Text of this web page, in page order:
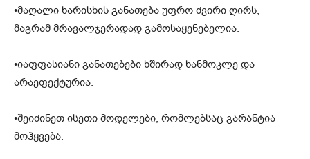
•მაღალი ხარისხის განათება უფრო ძვირი ღირს,
მაგრამ მრავალჯერადად გამოსაყენებელია.
•იაფფასიანი განათებები ხშირად ხანმოკლე და
არაეფექტურია.
•შეიძინეთ ისეთი მოდელები, რომლებსაც გარანტია
მოჰყვება.